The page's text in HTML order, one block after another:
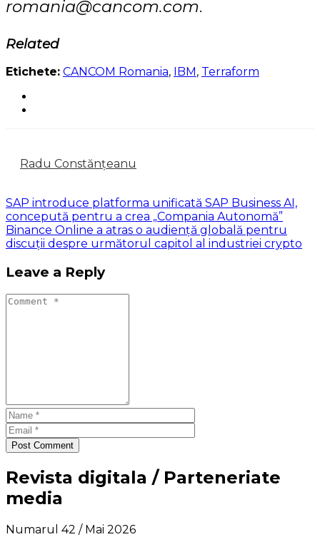
romania@cancom.com.
Related
Etichete: CANCOM Romania, IBM , Terraform
Radu Constănțeanu
SAP introduce platforma unificată SAP Business AI,
concepută pentru a crea „Compania Autonomă”
Binance Online a atras o audiență globală pentru
discuții despre următorul capitol al industriei crypto
Leave a Reply
Post Comment
Revista digitala / Parteneriate
media
Numarul 42 / Mai 2026